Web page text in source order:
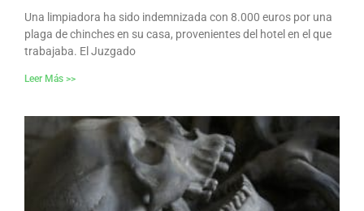
Una limpiadora ha sido indemnizada con 8.000 euros por una
plaga de chinches en su casa, provenientes del hotel en el que
trabajaba. El Juzgado
Leer Más >>